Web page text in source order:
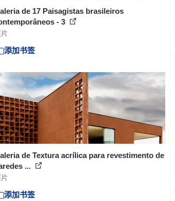
de 17 Paisagistas brasileiros
- 3
添加书签
de Textura acrílica para revestimento de
...
添加书签